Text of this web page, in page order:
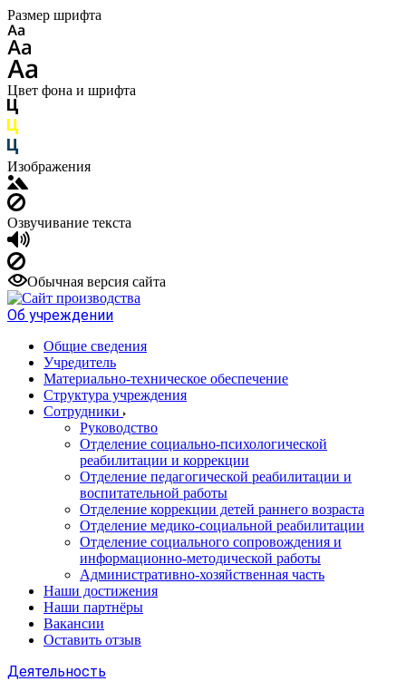
Размер шрифта
Цвет фона и шрифта
Изображения
Озвучивание текста
Обычная версия сайта
Об учреждении
Общие сведения
Учредитель
Материально-техническое обеспечение
Структура учреждения
Сотрудники
Руководство
Отделение социально-психологической
реабилитации и коррекции
Отделение педагогической реабилитации и
воспитательной работы
Отделение коррекции детей раннего возраста
Отделение медико-социальной реабилитации
Отделение социального сопровождения и
информационно-методической работы
Административно-хозяйственная часть
Наши достижения
Наши партнёры
Вакансии
Оставить отзыв
Деятельность